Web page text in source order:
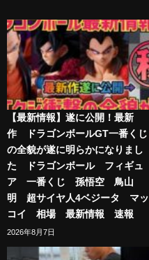
【最新情報】遂に公開！最新
作 ドラゴンボールGT一番くじ
の全貌が遂に明らかになりまし
た ドラゴンボール フィギュ
ア 一番くじ 孫悟空 鳥山
明 超サイヤ人4ベジータ マッ
コイ 相場 最新情報 速報
2026年8月7日